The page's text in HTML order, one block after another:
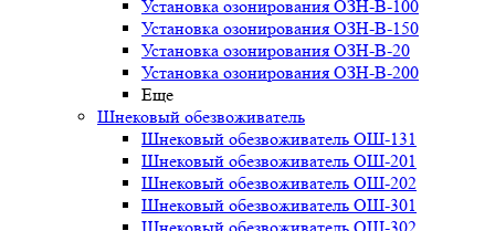
Установка озонирования ОЗН-В-100
Установка озонирования ОЗН-В-150
Установка озонирования ОЗН-В-20
Установка озонирования ОЗН-В-200
Еще
Шнековый обезвоживатель
Шнековый обезвоживатель ОШ-131
Шнековый обезвоживатель ОШ-201
Шнековый обезвоживатель ОШ-202
Шнековый обезвоживатель ОШ-301